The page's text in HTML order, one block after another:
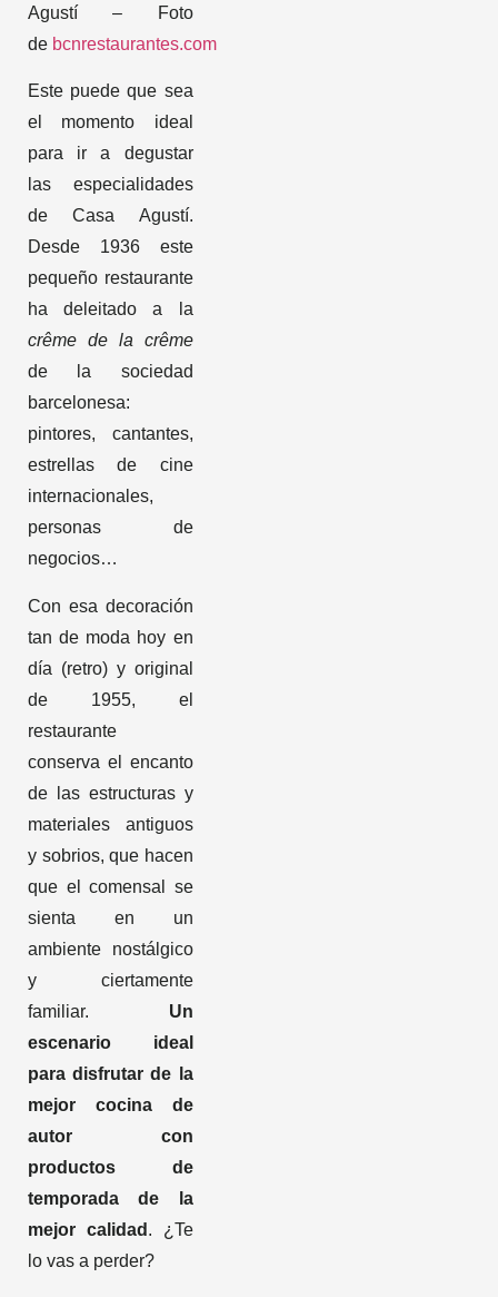
Agustí – Foto
de bcnrestaurantes.com
Este puede que sea
el momento ideal
para ir a degustar
las especialidades
de Casa Agustí.
Desde 1936 este
pequeño restaurante
ha deleitado a la
crême de la crême
de la sociedad
barcelonesa:
pintores, cantantes,
estrellas de cine
internacionales,
personas de
negocios…
Con esa decoración
tan de moda hoy en
día (retro) y original
de 1955, el
restaurante
conserva el encanto
de las estructuras y
materiales antiguos
y sobrios, que hacen
que el comensal se
sienta en un
ambiente nostálgico
y ciertamente
familiar. Un
escenario ideal
para disfrutar de la
mejor cocina de
autor con
productos de
temporada de la
mejor calidad . ¿Te
lo vas a perder?